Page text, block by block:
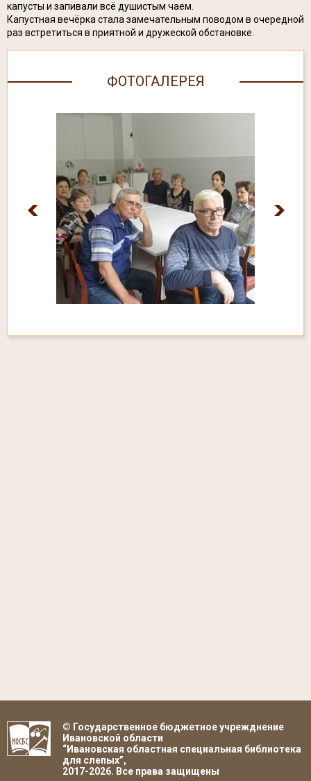
капусты и запивали всё душистым чаем.
Капустная вечёрка стала замечательным поводом в очередной
раз встретиться в приятной и дружеской обстановке.
ФОТОГАЛЕРЕЯ
© Государственное бюджетное учрежднение
Ивановской области
“Ивановская областная специальная библиотека
для слепых”,
2017-2026. Все права защищены